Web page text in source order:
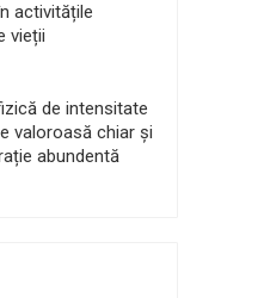
activitățile
vieții
de intensitate
valoroasă chiar și
abundentă